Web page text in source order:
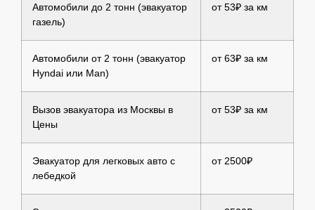
Автомобили до 2 тонн (эвакуатор
газель)
от 53₽ за км
Автомобили от 2 тонн (эвакуатор
Hyndai или Man)
от 63₽ за км
Вызов эвакуатора из Москвы в
Цены
от 53₽ за км
Эвакуатор для легковых авто с
лебедкой
от 2500₽